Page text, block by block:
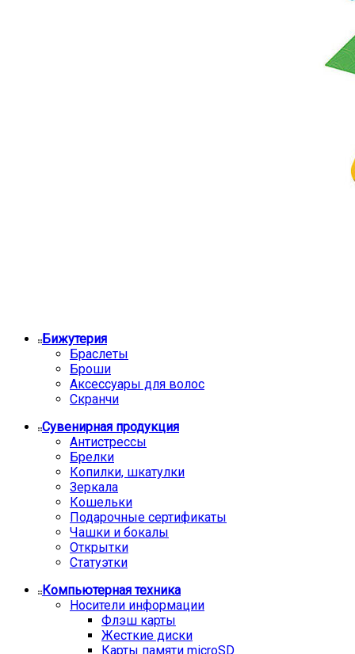
Бижутерия
Браслеты
Броши
Аксессуары для волос
Скранчи
Сувенирная продукция
Антистрессы
Брелки
Копилки, шкатулки
Зеркала
Кошельки
Подарочные сертификаты
Чашки и бокалы
Открытки
Статуэтки
Компьютерная техника
Носители информации
Флэш карты
Жесткие диски
Карты памяти microSD